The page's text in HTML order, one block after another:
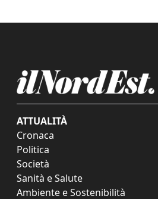
ATTUALITÀ
Cronaca
Politica
Società
Sanità e Salute
Ambiente e Sostenibilità